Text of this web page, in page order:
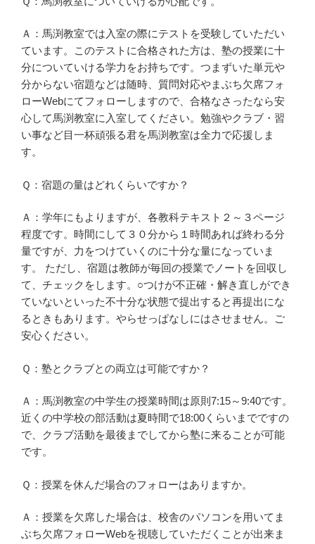
Ａ：馬渕教室では入室の際にテストを受験していただい
ています。このテストに合格された方は、塾の授業に十
分についていける学力をお持ちです。つまずいた単元や
分からない宿題などは随時、質問対応やまぶち欠席フォ
ローWebにてフォローしますので、合格なさったなら安
心して馬渕教室に入室してください。勉強やクラブ・習
い事など目一杯頑張る君を馬渕教室は全力で応援しま
す。
Ｑ：宿題の量はどれくらいですか？
Ａ：学年にもよりますが、各教科テキスト２～３ページ
程度です。時間にして３０分から１時間あれば終わる分
量ですが、力をつけていくのに十分な量になっていま
す。 ただし、宿題は教師が毎回の授業でノートを回収し
て、チェックをします。○つけが不正確・解き直しができ
ていないといった不十分な状態で提出すると再提出にな
るときもあります。やらせっぱなしにはさせません。ご
安心ください。
Ｑ：塾とクラブとの両立は可能ですか？
Ａ：馬渕教室の中学生の授業時間は原則7:15～9:40です。
近くの中学校の部活動は夏時間で18:00くらいまでですの
で、クラブ活動を最後までしてから塾に来ることが可能
です。
Ｑ：授業を休んだ場合のフォローはありますか。
Ａ：授業を欠席した場合は、校舎のパソコンを用いてま
ぶち欠席フォローWebを視聴していただくことが出来ま